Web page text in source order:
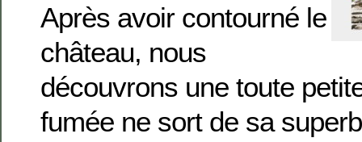
Après avoir contourné le
château, nous
découvrons une toute
fumée ne sort de sa